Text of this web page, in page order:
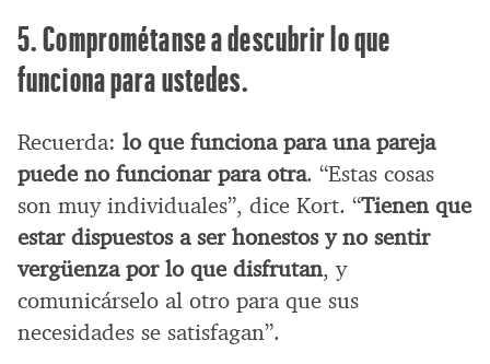
5. Comprométanse a descubrir lo que
funciona para ustedes.
Recuerda: lo que funciona para una pareja
puede no funcionar para otra. “Estas cosas
son muy individuales”, dice Kort. “Tienen que
estar dispuestos a ser honestos y no sentir
vergüenza por lo que disfrutan, y
comunicárselo al otro para que sus
necesidades se satisfagan”.